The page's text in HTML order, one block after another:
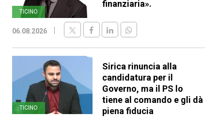
TICINO
finanziaria».
06.08.2026
TICINO
Sirica rinuncia alla
candidatura per il
Governo, ma il PS lo
tiene al comando e gli dà
piena fiducia